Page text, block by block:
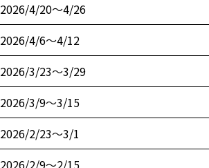
2026/4/20〜4/26
2026/4/6〜4/12
2026/3/23〜3/29
2026/3/9〜3/15
2026/2/23〜3/1
2026/2/9〜2/15